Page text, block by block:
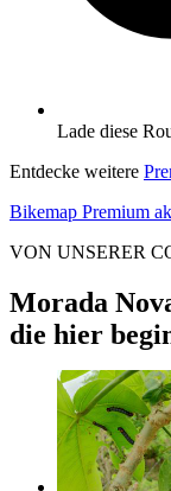
Lade diese
Entdecke weitere
Bikemap Premium
VON UNSERER
Morada
die hier